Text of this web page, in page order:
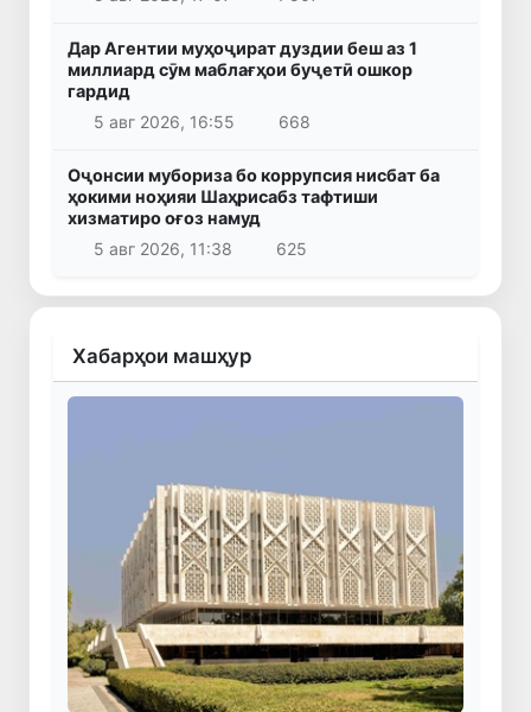
Дар Агентии муҳоҷират дуздии беш аз 1
миллиард сӯм маблағҳои буҷетӣ ошкор
гардид
5 авг 2026, 16:55
668
Оҷонсии мубориза бо коррупсия нисбат ба
ҳокими ноҳияи Шаҳрисабз тафтиши
хизматиро оғоз намуд
5 авг 2026, 11:38
625
Хабарҳои машҳур